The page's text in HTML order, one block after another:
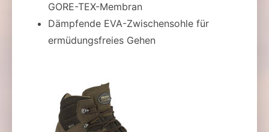
GORE-TEX-Membran
Dämpfende EVA-Zwischensohle für
ermüdungsfreies Gehen